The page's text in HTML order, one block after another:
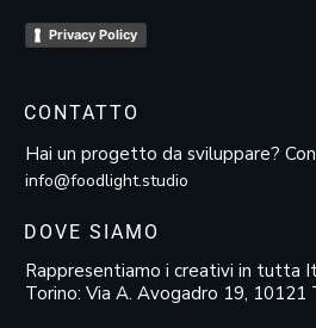
Privacy Policy
CONTATTO
Hai un progetto da sviluppare?
info@foodlight.studio
DOVE SIAMO
Rappresentiamo i creativi in tutta
Torino: Via A. Avogadro 19, 10121